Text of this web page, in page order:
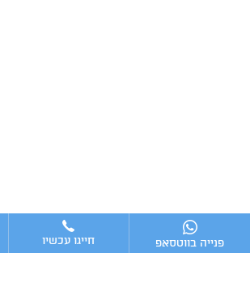
פנייה בווטסאפ חייגו עכשיו